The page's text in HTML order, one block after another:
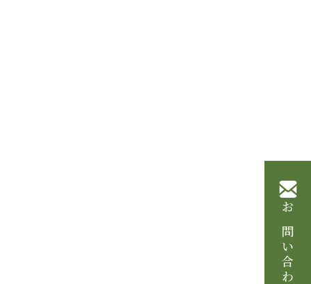
お問い合わせ